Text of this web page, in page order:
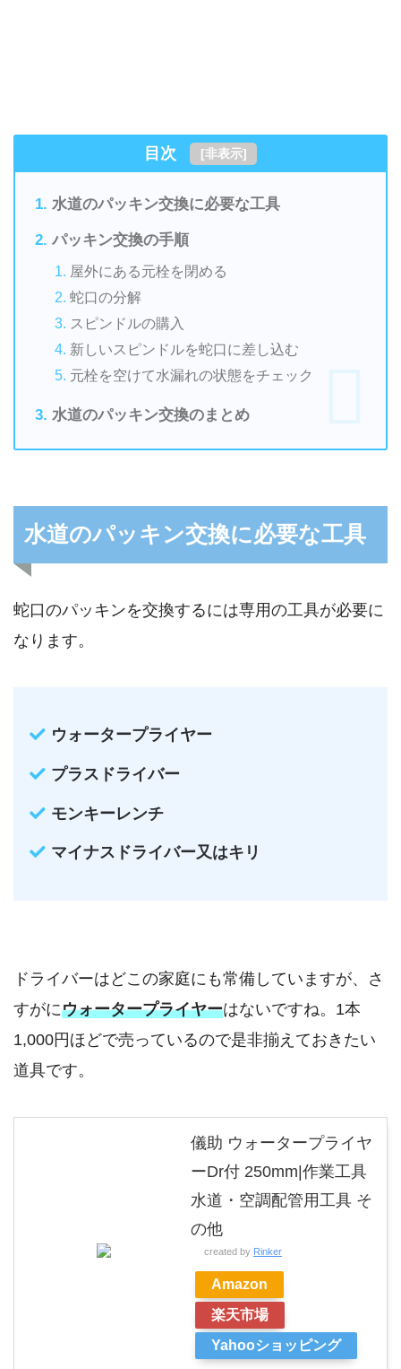
目次 [非表示]
水道のパッキン交換に必要な工具
パッキン交換の手順
屋外にある元栓を閉める
蛇口の分解
スピンドルの購入
新しいスピンドルを蛇口に差し込む
元栓を空けて水漏れの状態をチェック
水道のパッキン交換のまとめ
水道のパッキン交換に必要な工具
蛇口のパッキンを交換するには専用の工具が必要に
なります。
ウォータープライヤー
プラスドライバー
モンキーレンチ
マイナスドライバー又はキリ
ドライバーはどこの家庭にも常備していますが、さ
すがにウォータープライヤーはないですね。1本
1,000円ほどで売っているので是非揃えておきたい
道具です。
儀助 ウォータープライヤ
ーDr付 250mm|作業工具
水道・空調配管用工具 そ
の他
created by Rinker
Amazon
楽天市場
Yahooショッピング